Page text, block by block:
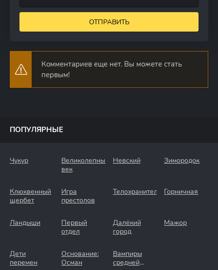
ОТПРАВИТЬ
Комментариев еще нет. Вы можете стать
первым!
ПОПУЛЯРНЫЕ
Чукур
Великолепный
век
Невский Зимородок
Клюквенный
щербет
Игра
престолов
Телохранители Горничная
Ландыши
Первый
отдел
Далёкий
город
Мажор
Дети
перемен
Основание:
Осман
Вампиры
средней